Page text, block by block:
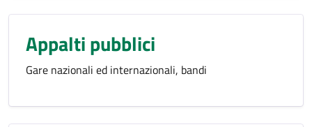
Appalti pubblici
Gare nazionali ed internazionali, bandi